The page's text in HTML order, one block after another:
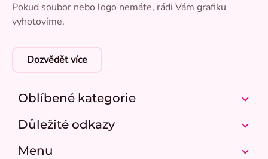
Pokud soubor nebo logo nemáte, rádi Vám grafiku
vyhotovíme.
Dozvědět více
Oblíbené kategorie
Důležité odkazy
Menu